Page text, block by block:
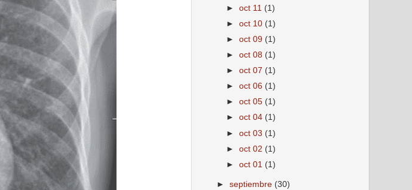
►oct 11 (1)
►oct 10 (1)
►oct 09 (1)
►oct 08 (1)
►oct 07 (1)
►oct 06 (1)
►oct 05 (1)
►oct 04 (1)
►oct 03 (1)
►oct 02 (1)
►oct 01 (1)
►septiembre (30)